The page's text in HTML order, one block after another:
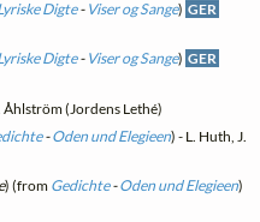
Digte- Viser og Sange) GER
Digte- Viser og Sange) GER
Åhlström (Jordens Lethé)
-Oden und Elegieen) - L. Huth, J.
) (from Gedichte-Oden und Elegieen)